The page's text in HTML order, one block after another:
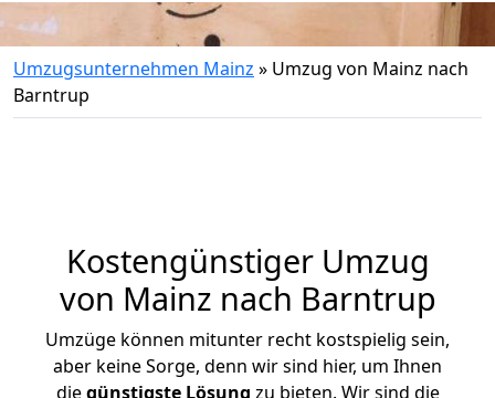
Umzugsunternehmen Mainz » Umzug von Mainz nach
Barntrup
Kostengünstiger Umzug
von Mainz nach Barntrup
Umzüge können mitunter recht kostspielig sein,
aber keine Sorge, denn wir sind hier, um Ihnen
diegünstigste Lösung zu bieten. Wir sind die